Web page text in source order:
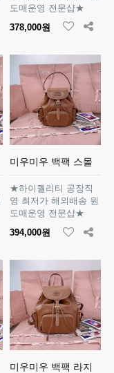
도매운영 전문샵★
378,000원
미우미우 백팩 스몰
★하이퀄리티 공장직
영 최저가 해외배송 원
도매운영 전문샵★
394,000원
미우미우 백팩 라지